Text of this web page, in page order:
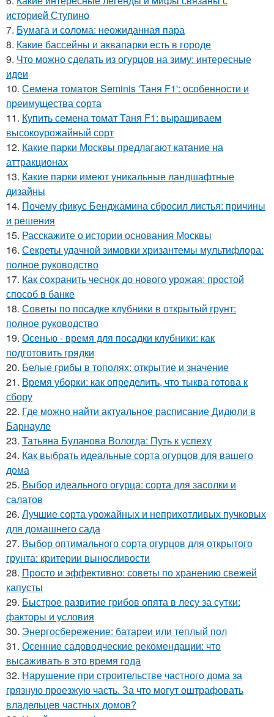
историей Ступино
7. Бумага и солома: неожиданная пара
8. Какие бассейны и аквапарки есть в городе
9. Что можно сделать из огурцов на зиму: интересные
идеи
10. Семена томатов Seminis 'Таня F1': особенности и
преимущества сорта
11. Купить семена томат Таня F1: выращиваем
высокоурожайный сорт
12. Какие парки Москвы предлагают катание на
аттракционах
13. Какие парки имеют уникальные ландшафтные
дизайны
14. Почему фикус Бенджамина сбросил листья: причины
и решения
15. Расскажите о истории основания Москвы
16. Секреты удачной зимовки хризантемы мультифлора:
полное руководство
17. Как сохранить чеснок до нового урожая: простой
способ в банке
18. Советы по посадке клубники в открытый грунт:
полное руководство
19. Осенью - время для посадки клубники: как
подготовить грядки
20. Белые грибы в тополях: открытие и значение
21. Время уборки: как определить, что тыква готова к
сбору
22. Где можно найти актуальное расписание Дидюли в
Барнауле
23. Татьяна Буланова Вологда: Путь к успеху
24. Как выбрать идеальные сорта огурцов для вашего
дома
25. Выбор идеального огурца: сорта для засолки и
салатов
26. Лучшие сорта урожайных и неприхотливых пучковых
для домашнего сада
27. Выбор оптимального сорта огурцов для открытого
грунта: критерии выносливости
28. Просто и эффективно: советы по хранению свежей
капусты
29. Быстрое развитие грибов опята в лесу за сутки:
факторы и условия
30. Энергосбережение: батареи или теплый пол
31. Осенние садоводческие рекомендации: что
высаживать в это время года
32. Нарушение при строительстве частного дома за
грязную проезжую часть. За что могут оштрафовать
владельцев частных домов?